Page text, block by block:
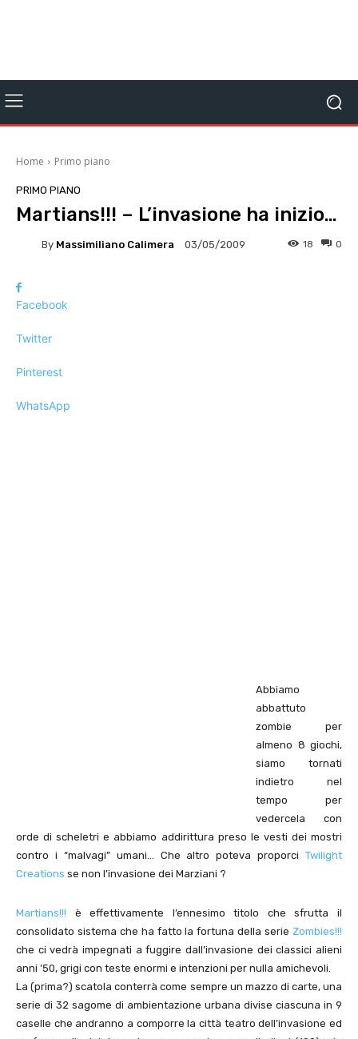
Home Primo piano
PRIMO PIANO
Martians!!! – L’invasione ha inizio…
By Massimiliano Calimera 03/05/2009 0
18
Facebook
Twitter
Pinterest
WhatsApp
Abbiamo
abbattuto
zombie per
almeno 8 giochi,
siamo tornati
indietro nel
tempo per
vedercela con
orde di scheletri e abbiamo addirittura preso le vesti dei mostri
contro i “malvagi” umani… Che altro poteva proporci Twilight
Creations se non l’invasione dei Marziani ?
Martians!!! è effettivamente l’ennesimo titolo che sfrutta il
consolidato sistema che ha fatto la fortuna della serie Zombies!!!
che ci vedrà impegnati a fuggire dall’invasione dei classici alieni
anni ’50, grigi con teste enormi e intenzioni per nulla amichevoli.
La (prima?) scatola conterrà come sempre un mazzo di carte, una
serie di 32 sagome di ambientazione urbana divise ciascuna in 9
caselle che andranno a comporre la città teatro dell’invasione ed